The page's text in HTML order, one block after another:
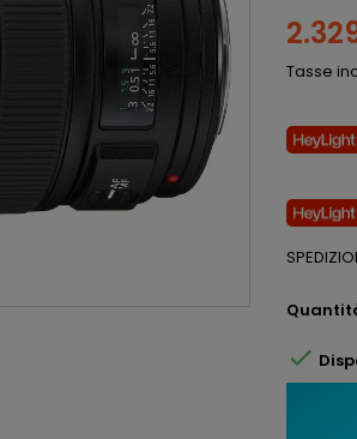
Tasse
